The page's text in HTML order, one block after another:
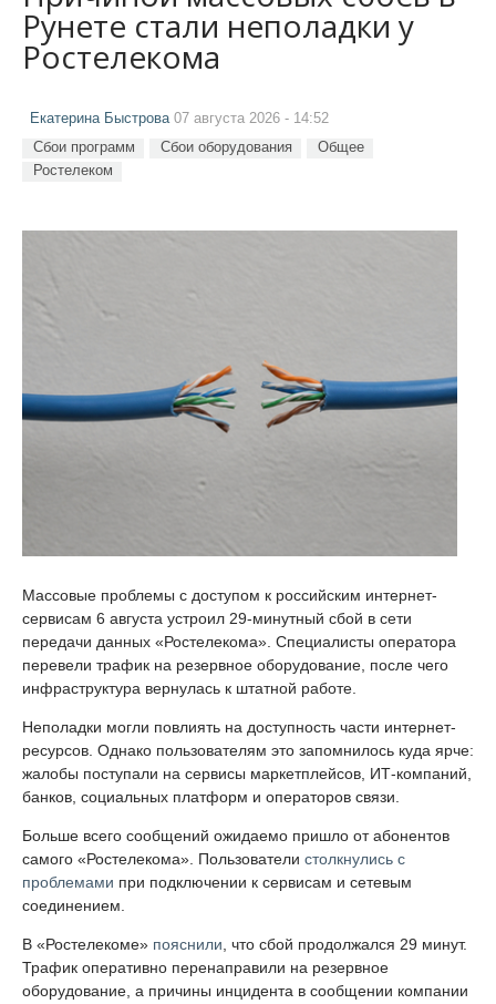
Рунете стали неполадки у
Ростелекома
Екатерина Быстрова 07 августа 2026 - 14:52
Сбои программ Сбои оборудования
Общее
Ростелеком
Массовые проблемы с доступом к российским интернет-
сервисам 6 августа устроил 29-минутный сбой в сети
передачи данных «Ростелекома». Специалисты оператора
перевели трафик на резервное оборудование, после чего
инфраструктура вернулась к штатной работе.
Неполадки могли повлиять на доступность части интернет-
ресурсов. Однако пользователям это запомнилось куда ярче:
жалобы поступали на сервисы маркетплейсов, ИТ-компаний,
банков, социальных платформ и операторов связи.
Больше всего сообщений ожидаемо пришло от абонентов
самого «Ростелекома». Пользователи столкнулись с
проблемами при подключении к сервисам и сетевым
соединением.
В «Ростелекоме» пояснили, что сбой продолжался 29 минут.
Трафик оперативно перенаправили на резервное
оборудование, а причины инцидента в сообщении компании